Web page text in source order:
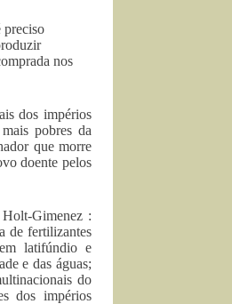
preciso
nos
dos impérios
pobres da
que morre
doente pelos
Holt-Gimenez :
de fertilizantes
latifúndio e
e das águas;
do
dos impérios